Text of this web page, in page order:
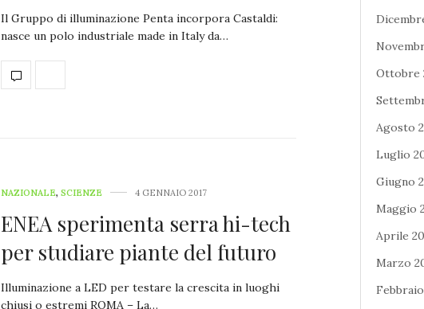
Il Gruppo di illuminazione Penta incorpora Castaldi:
nasce un polo industriale made in Italy da…
NAZIONALE, SCIENZE 4 GENNAIO 2017
ENEA sperimenta serra hi-tech
per studiare piante del futuro
Illuminazione a LED per testare la crescita in luoghi
chiusi o estremi ROMA – La…
Ottobre
Agosto
Luglio
Giugno
Maggio
Aprile
Marzo